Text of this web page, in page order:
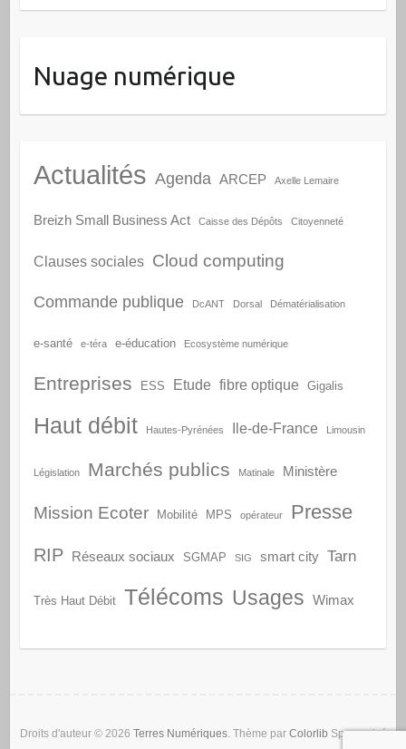
Nuage numérique
Actualités Agenda ARCEP Axelle Lemaire
Breizh Small Business Act Caisse des Dépôts Citoyenneté
Clauses sociales Cloud computing
Commande publique DcANT Dorsal Dématérialisation
e-santé e-téra e-éducation Ecosystème numérique
Entreprises ESS Etude fibre optique Gigalis
Haut débit Hautes-Pyrénées Ile-de-France Limousin
Législation Marchés publics Matinale Ministère
Mission Ecoter Mobilité MPS opérateur Presse
RIP Réseaux sociaux SGMAP SIG smart city Tarn
Très Haut Débit Télécoms Usages Wimax
Droits d'auteur © 2026 Terres Numériques. Thème par Colorlib Sponsorisé